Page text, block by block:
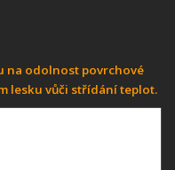
na odolnost povrchové
lesku vůči střídání teplot.